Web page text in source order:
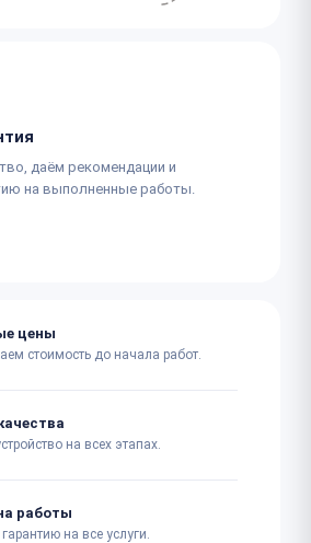
даём рекомендации и
на выполненные работы.
цены
стоимость до начала работ.
на всех этапах.
работы
на все услуги.